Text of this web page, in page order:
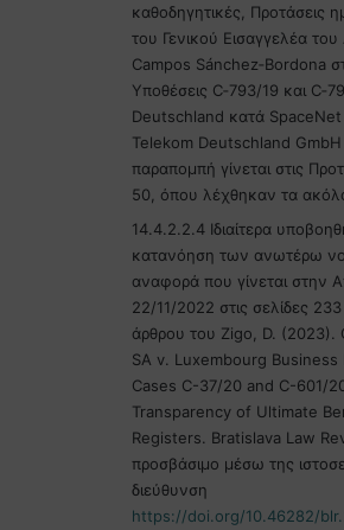
καθοδηγητικές, Προτάσεις
του Γενικού Εισαγγελέα
Campos Sánchez‑Bordona
Υποθέσεις C‑793/19 και
Deutschland κατά SpaceNet
Telekom Deutschland GmbH
παραπομπή γίνεται στις
50, όπου λέχθηκαν τα
14.4.2.2.4 Ιδιαίτερα
κατανόηση των ανωτέρω
αναφορά που γίνεται στην
22/11/2022 στις σελίδες
άρθρου του Zigo, D. (2023).
SA v. Luxembourg
Cases C-37/20 and C-601/
Transparency of Ultimate
Registers. Bratislava Law
προσβάσιμο μέσω της
διεύθυνση
https://doi.org/10.46282/